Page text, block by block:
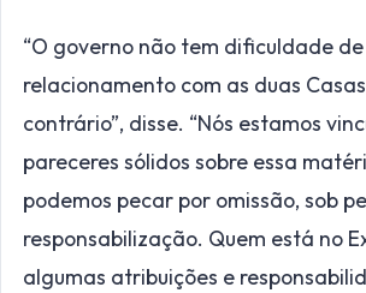
“O governo não tem dificuldade de
relacionamento com as duas
contrário”, disse. “Nós estamos
pareceres sólidos sobre essa
podemos pecar por omissão, sob
responsabilização. Quem está no
algumas atribuições e